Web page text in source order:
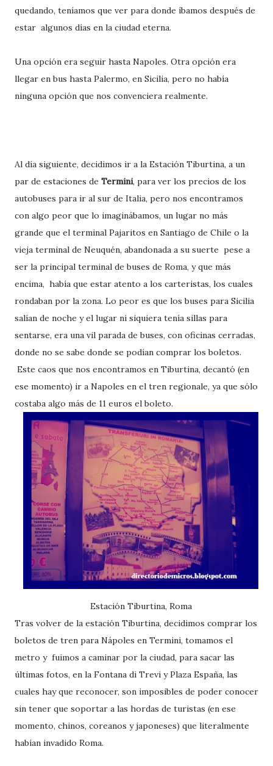
quedando, teníamos que ver para donde íbamos después de
estar algunos días en la ciudad eterna.
Una opción era seguir hasta Napoles. Otra opción era
llegar en bus hasta Palermo, en Sicilia, pero no había
ninguna opción que nos convenciera realmente.
Al día siguiente, decidimos ir a la Estación Tiburtina, a un
par de estaciones de Termini, para ver los precios de los
autobuses para ir al sur de Italia, pero nos encontramos
con algo peor que lo imaginábamos, un lugar no más
grande que el terminal Pajaritos en Santiago de Chile o la
vieja terminal de Neuquén, abandonada a su suerte pese a
ser la principal terminal de buses de Roma, y que más
encima, había que estar atento a los carteristas, los cuales
rondaban por la zona. Lo peor es que los buses para Sicilia
salían de noche y el lugar ni siquiera tenía sillas para
sentarse, era una vil parada de buses, con oficinas cerradas,
donde no se sabe donde se podían comprar los boletos.
Este caos que nos encontramos en Tiburtina, decantó (en
ese momento) ir a Napoles en el tren regionale, ya que sólo
costaba algo más de 11 euros el boleto.
Estación Tiburtina, Roma
Tras volver de la estación Tiburtina, decidimos comprar los
boletos de tren para Nápoles en Termini, tomamos el
metro y fuimos a caminar por la ciudad, para sacar las
últimas fotos, en la Fontana di Trevi y Plaza España, las
cuales hay que reconocer, son imposibles de poder conocer
sin tener que soportar a las hordas de turistas (en ese
momento, chinos, coreanos y japoneses) que literalmente
habían invadido Roma.